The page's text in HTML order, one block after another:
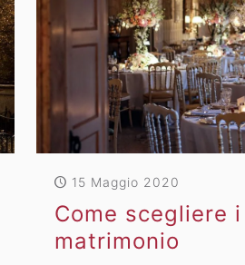
15 Maggio 2020
Come scegliere
matrimonio